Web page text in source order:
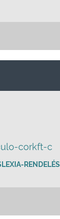
corkft-c
RENDELÉS